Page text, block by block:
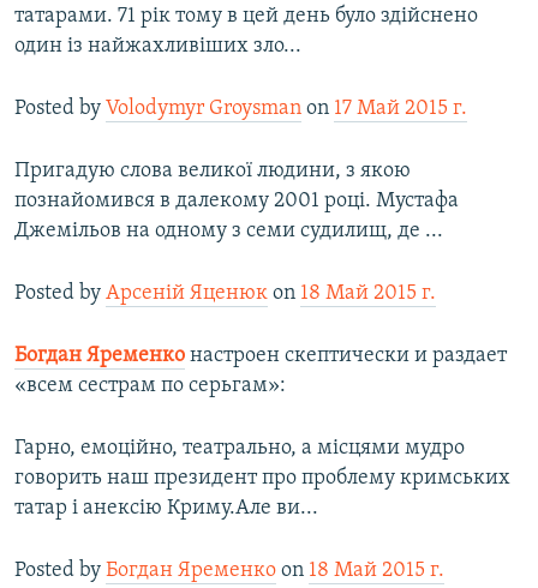
татарами. 71 рік тому в цей день було здійснено
один із найжахливіших зло...
Posted by Volodymyr Groysman on 17 Май 2015 г.
Пригадую слова великої людини, з якою
познайомився в далекому 2001 році. Мустафа
Джемільов на одному з семи судилищ, де ...
Posted by Арсеній Яценюк on 18 Май 2015 г.
Богдан Яременко настроен скептически и раздает
«всем сестрам по серьгам»:
Гарно, емоційно, театрально, а місцями мудро
говорить наш президент про проблему кримських
татар і анексію Криму.Але ви...
Posted by Богдан Яременко on 18 Май 2015 г.